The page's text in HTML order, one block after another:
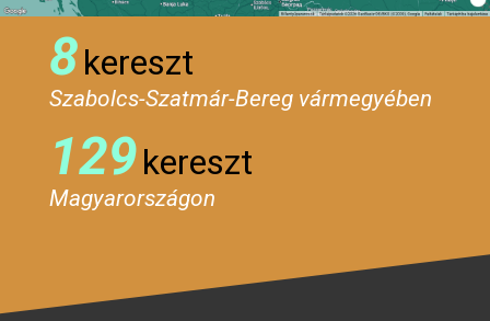
8kereszt
Szabolcs-Szatmár-Bereg vármegyében
129kereszt
Magyarországon